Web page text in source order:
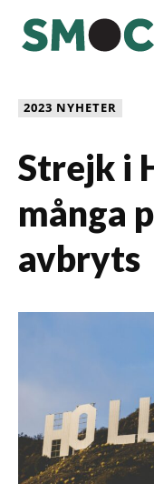
2023 NYHETER
Strejk i
många
avbryts